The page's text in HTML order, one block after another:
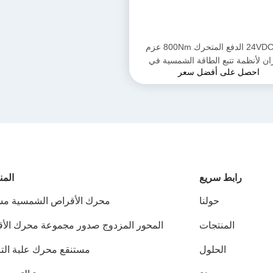
24VDC VE5 الدفع المتحرك 800Nm عزم
لأنظمة تتبع الطاقة الشمسية في
تطبيقات الحفرة البارابولية
احصل على أفضل سعر
رابط سريع
حولنا
المنتجات
الحلول
محرك الأقراص الشمسية
المحور المزدوج صدور مجموعة محرك
مستنقع محرك علبة